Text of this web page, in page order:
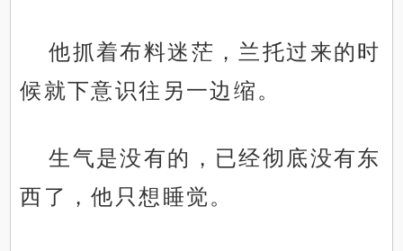
他抓着布料迷茫，兰托过来的时
候就下意识往另一边缩。
生气是没有的，已经彻底没有东
西了，他只想睡觉。